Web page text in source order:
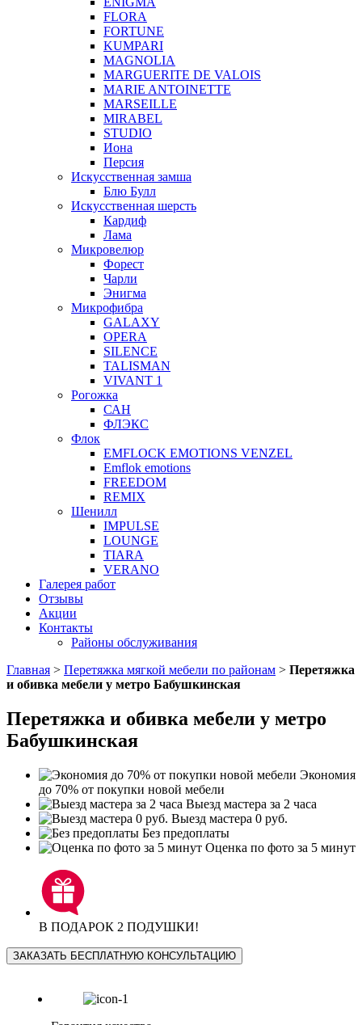
FLORA
FORTUNE
KUMPARI
MAGNOLIA
MARGUERITE DE VALOIS
MARIE ANTOINETTE
MARSEILLE
MIRABEL
STUDIO
Иона
Персия
Искусственная замша
Блю Булл
Искусственная шерсть
Кардиф
Лама
Микровелюр
Форест
Чарли
Энигма
Микрофибра
GALAXY
OPERA
SILENCE
TALISMAN
VIVANT 1
Рогожка
САН
ФЛЭКС
Флок
EMFLOCK EMOTIONS VENZEL
Emflok emotions
FREEDOM
REMIX
Шенилл
IMPULSE
LOUNGE
TIARA
VERANO
Галерея работ
Отзывы
Акции
Контакты
Районы обслуживания
Главная > Перетяжка мягкой мебели по районам > Перетяжка
и обивка мебели у метро Бабушкинская
Перетяжка и обивка мебели у метро
Бабушкинская
Экономия
до 70% от покупки новой мебели
Выезд мастера за 2 часа
Выезд мастера 0 руб.
Без предоплаты
Оценка по фото за 5 минут
В ПОДАРОК 2 ПОДУШКИ!
ЗАКАЗАТЬ БЕСПЛАТНУЮ КОНСУЛЬТАЦИЮ